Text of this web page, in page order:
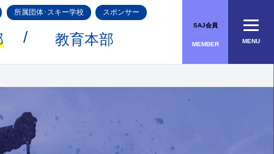
所属団体･スキー学校 スポンサー
教育本部
SAJ会員
MEMBER MENU